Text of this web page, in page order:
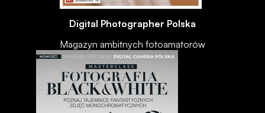
Digital Photographer Polska
Magazyn ambitnych fotoamatorów